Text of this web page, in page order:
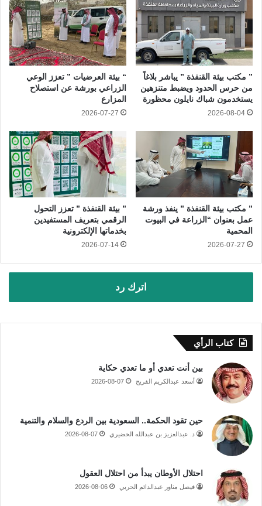
” مكتب بيئة القنفذة ” يباشر بلاغاً
من حرس الحدود ويضبط متنزهين
يستخدمون شباك نايلون محظورة
2026-08-04
“ بيئة العرضيات ” تعزز الوعي
الزراعي بورشة عن استصلاح
المزارع
2026-07-27
” مكتب بيئة القنفذة ” ينفذ ورشة
عمل بعنوان “الزراعة في البيوت
المحمية
2026-07-27
” بيئة القنفذة ” تعزز التحول
الرقمي بتعريف المستفيدين
بخدماتها الإلكترونية
2026-07-14
اترك رد
كتاب الرأي
بين أنت تعدي أو ما تعدي حكاية
أسعد عبدالكريم الفريح 2026-08-07
حين تقود الحكمة.. السعودية بين الردع والسلام والتنمية
د. عبدالعزيز بن عبدالله الخضيري 2026-08-07
احتلال الأوطان يبدأ من احتلال العقول
فيصل مناور عبدالدائم الحربي 2026-08-06